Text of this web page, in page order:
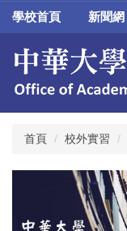
跳
要
容
區
學校首頁 新聞網
首頁 校外實習